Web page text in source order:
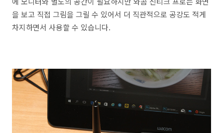
을 보고 직접 그림을 그릴 수 있어서 더 직관적으로 공강도 적게
차지하면서 사용할 수 있습니다.